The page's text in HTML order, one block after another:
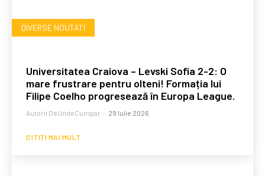
DIVERSE NOUTATI
Universitatea Craiova – Levski Sofia 2-2: O
mare frustrare pentru olteni! Formația lui
Filipe Coelho progresează în Europa League.
Autorii DeUndeCumpar - 29 Iulie 2026
CITIȚI MAI MULT